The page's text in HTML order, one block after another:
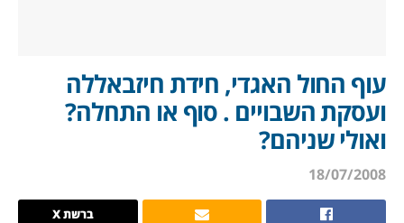
עוף החול האגדי, חידת חיזבאללה
ועסקת השבויים . סוף או התחלה?
ואולי שניהם?
18/07/2008
ברשת X